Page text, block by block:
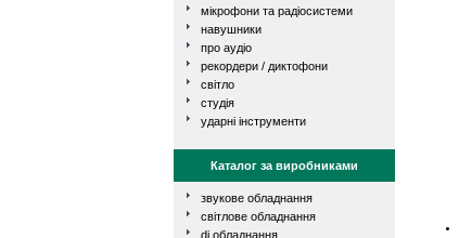
мікрофони та радіосистеми
навушники
про аудіо
рекордери / диктофони
світло
студія
ударні інструменти
Каталог за виробниками
звукове обладнання
світлове обладнання
dj обладнання